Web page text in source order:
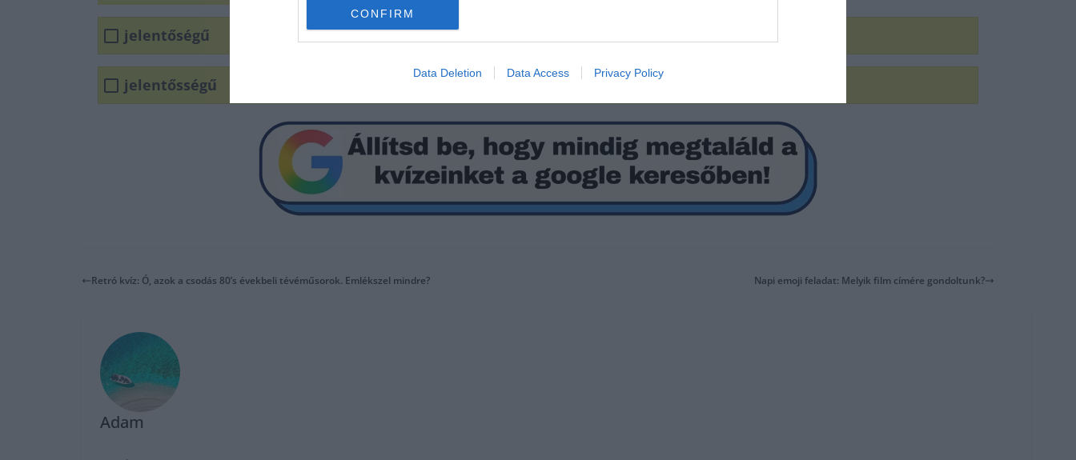
CONFIRM
Data Deletion Data Access Privacy Policy
jelentőségű
jelentősségű
Retró kvíz: Ó, azok a csodás 80’s évekbeli tévéműsorok. Emlékszel mindre? Napi emoji feladat: Melyik film címére gondoltunk?
Adam